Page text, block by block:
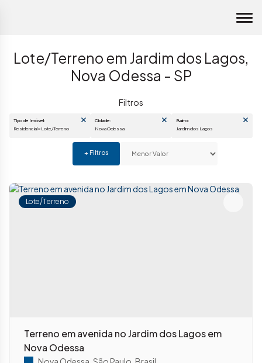
Lote/Terreno em Jardim dos Lagos,
Nova Odessa - SP
Residencial » Lote/Terreno Nova Odessa
Lote/Terreno
Terreno em avenida no Jardim dos Lagos em
Nova Odessa